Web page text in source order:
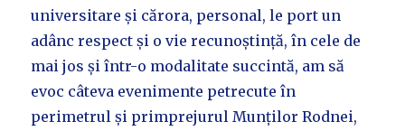
universitare și cărora, personal, le port un
adânc respect și o vie recunoștință, în cele de
mai jos și într-o modalitate succintă, am să
evoc câteva evenimente petrecute în
perimetrul și primprejurul Munților Rodnei,